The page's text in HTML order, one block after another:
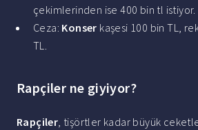
çekimlerinden ise 400 bin tl istiyor.
Ceza: Konser kaşesi 100 bin TL,
TL.
Rapçiler ne giyiyor?
Rapçiler, tişörtler kadar büyük